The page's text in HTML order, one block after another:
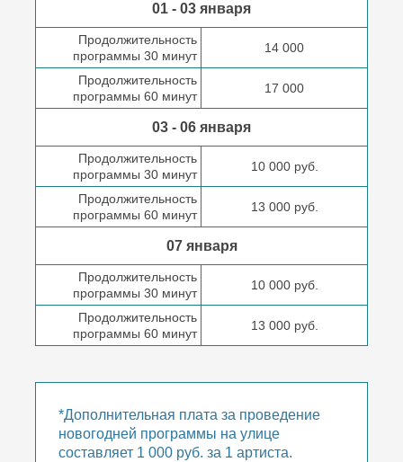
01 - 03 января
Продолжительность
программы 30 минут
14 000
Продолжительность
программы 60 минут
17 000
03 - 06 января
Продолжительность
программы 30 минут
10 000 руб.
Продолжительность
программы 60 минут
13 000 руб.
07 января
Продолжительность
программы 30 минут
10 000 руб.
Продолжительность
программы 60 минут
13 000 руб.
*Дополнительная плата за проведение
новогодней программы на улице
составляет 1 000 руб. за 1 артиста.